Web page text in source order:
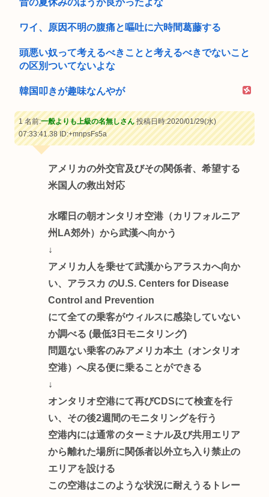
ワイ、原因不明の腹痛と嘔吐に六時間葛藤する
頭悪い奴って考えるべきことと考えるべきでないこと
の区別ついてないよな
韓国叩きが趣味なんやが
1 名前:一般よりも上級の名無しさん投稿日時:2020/01/29(水)
07:33:41.38ID:+mnpsFs5a
アメリカの外交官及びその関係者、希望する
米国人の救出対応
水曜日の朝オンタリオ空港（カリフォルニア
州LA郊外）から武漢へ向かう
↓
アメリカ人を乗せて武漢からアラスカへ向か
い、アラスカ のU.S. Centers for Disease
Control and Prevention
にて全ての乗客がウィルスに感染していない
か調べる (最低3日モニタリング)
問題ない乗客のみアメリカ本土（オンタリオ
空港）へ戻る便に乗ることができる
↓
オンタリオ空港にて再びCDSにて検査を行
い、その後2週間のモニタリングを行う
空港内には通常のターミナル及び共用エリア
から離れた場所に関係者以外立ち入り禁止の
エリアを設ける
この空港はこのような状況に耐えうるトレー